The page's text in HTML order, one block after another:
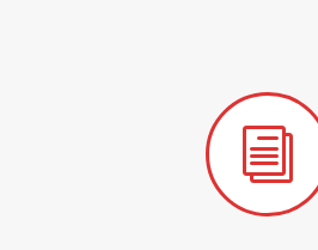
i